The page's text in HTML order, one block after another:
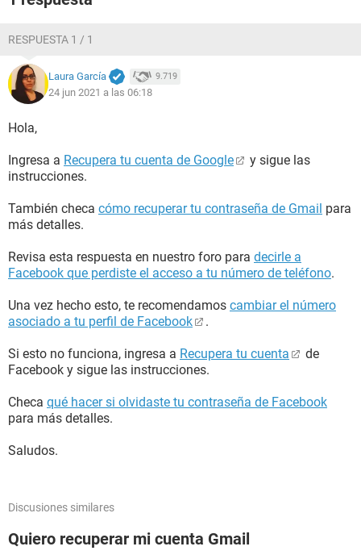
RESPUESTA 1 / 1
Laura García 9.719
24 jun 2021 a las 06:18
Hola,
Ingresa a Recupera tu cuenta de Google
y sigue las
instrucciones.
También checa cómo recuperar tu contraseña de Gmail para
más detalles.
Revisa esta respuesta en nuestro foro para decirle a
Facebook que perdiste el acceso a tu número de teléfono.
Una vez hecho esto, te recomendamos cambiar el número
asociado a tu perfil de Facebook
.
Si esto no funciona, ingresa a Recupera tu cuenta
de
Facebook y sigue las instrucciones.
Checa qué hacer si olvidaste tu contraseña de Facebook
para más detalles.
Saludos.
Discusiones similares
Quiero recuperar mi cuenta Gmail